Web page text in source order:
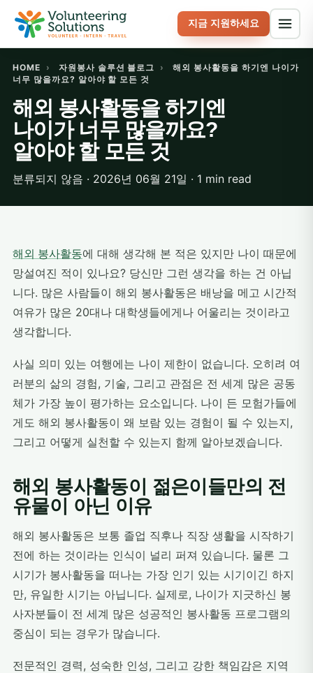
지금 지원하세요
HOME › 자원봉사 솔루션 블로그 ›
해외 봉사활동을 하기엔 나이가
너무 많을까요? 알아야 할 모든 것
해외 봉사활동을 하기엔
나이가 너무 많을까요?
알아야 할 모든 것
분류되지 않음 · 2026년 06월 21일 · 1 min read
해외 봉사활동에 대해 생각해 본 적은 있지만 나이 때문에
망설여진 적이 있나요? 당신만 그런 생각을 하는 건 아닙
니다. 많은 사람들이 해외 봉사활동은 배낭을 메고 시간적
여유가 많은 20대나 대학생들에게나 어울리는 것이라고
생각합니다.
사실 의미 있는 여행에는 나이 제한이 없습니다. 오히려 여
러분의 삶의 경험, 기술, 그리고 관점은 전 세계 많은 공동
체가 가장 높이 평가하는 요소입니다. 나이 든 모험가들에
게도 해외 봉사활동이 왜 보람 있는 경험이 될 수 있는지,
그리고 어떻게 실천할 수 있는지 함께 알아보겠습니다.
해외 봉사활동이 젊은이들만의 전
유물이 아닌 이유
해외 봉사활동은 보통 졸업 직후나 직장 생활을 시작하기
전에 하는 것이라는 인식이 널리 퍼져 있습니다. 물론 그
시기가 봉사활동을 떠나는 가장 인기 있는 시기이긴 하지
만, 유일한 시기는 아닙니다. 실제로, 나이가 지긋하신 봉
사자분들이 전 세계 많은 성공적인 봉사활동 프로그램의
중심이 되는 경우가 많습니다.
전문적인 경력, 성숙한 인성, 그리고 강한 책임감은 지역